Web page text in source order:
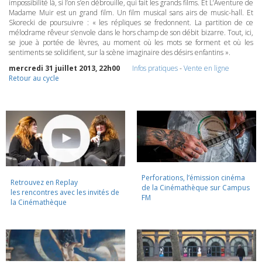
impossibilité là, si l’on s’en débrouille, qui fait les grands films. Et L’Aventure de
Madame Muir est un grand film. Un film musical sans airs de music-hall. Et
Skorecki de poursuivre : « les répliques se fredonnent. La partition de ce
mélodrame rêveur s’envole dans le hors champ de son débit bizarre. Tout, ici,
se joue à portée de lèvres, au moment où les mots se forment et où les
sentiments se solidifient, sur la scène imaginaire des désirs enfantins ».
mercredi 31 juillet 2013, 22h00
Infos pratiques-Vente en ligne
Retour au cycle
Retrouvez en Replay
les rencontres avec les invités de
la Cinémathèque
Perforations, l’émission cinéma
de la Cinémathèque sur Campus
FM